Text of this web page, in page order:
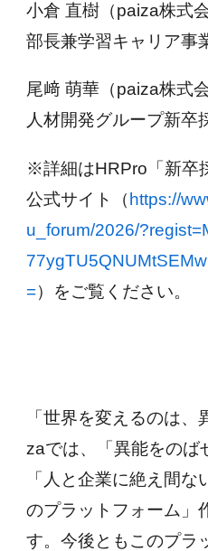
小倉 直樹（paiza株式
部長兼学習キャリア事
尾﨑 萌華（paiza株式
人材開発グループ新卒
※詳細はHRPro「新卒
公式サイト（https://
u_forum/2026/
=）をご覧ください。
「世界を変えるのは
zaでは、「異能をのば
「人と企業に絶え間
のプラットフォーム」
す。今後ともこのプラ